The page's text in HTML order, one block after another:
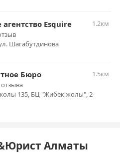
Esquire
1.2км
Шагабутдинова
Бюро
1.5км
135, БЦ "Жибек жолы", 2-
Алматы